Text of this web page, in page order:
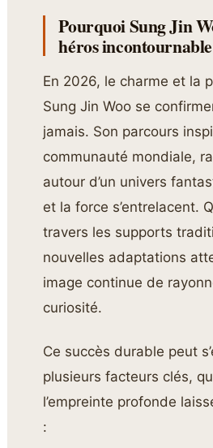
Pourquoi Sung Jin
héros
En 2026, le charme et la
Sung Jin Woo se
jamais. Son parcours
communauté mondiale,
autour d’un univers
et la force s’entrelacent.
travers les supports
nouvelles adaptations
image continue de
curiosité.
Ce succès durable peut
plusieurs facteurs clés,
l’empreinte profonde
: